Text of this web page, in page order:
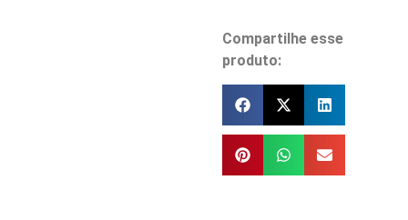
Compartilhe esse
produto: